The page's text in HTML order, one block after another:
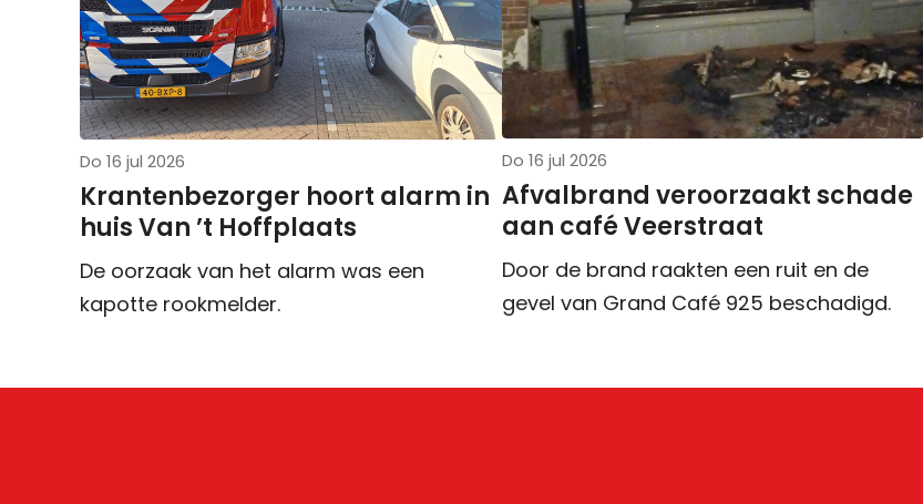
Do 16 jul 2026
Krantenbezorger hoort alarm in
huis Van ’t Hoffplaats
De oorzaak van het alarm was een
kapotte rookmelder.
Do 16 jul 2026
Afvalbrand veroorzaakt schade
aan café Veerstraat
Door de brand raakten een ruit en de
gevel van Grand Café 925 beschadigd.